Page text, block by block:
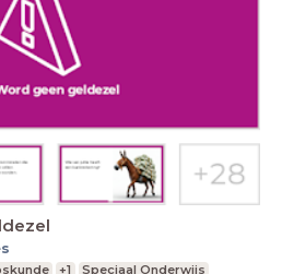
+1
Speciaal Onderwijs